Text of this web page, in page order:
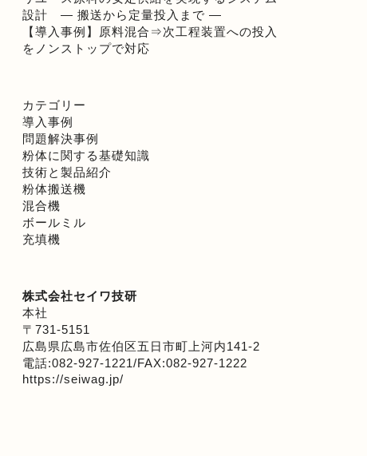
設計 ― 搬送から定量投入まで ―
【導入事例】原料混合⇒次工程装置への投入
をノンストップで対応
カテゴリー
導入事例
問題解決事例
粉体に関する基礎知識
技術と製品紹介
粉体搬送機
混合機
ボールミル
充填機
株式会社セイワ技研
本社
〒731-5151
広島県広島市佐伯区五日市町上河内141-2
電話:082-927-1221/FAX:082-927-1222
https://seiwag.jp/